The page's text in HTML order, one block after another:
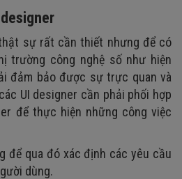
sự rất cần thiết nhưng để có
trường công nghệ số như hiện
đảm bảo được sự trực quan và
UI designer cần phải phối hợp
để thực hiện những công việc
để qua đó xác định các yêu cầu
dùng.